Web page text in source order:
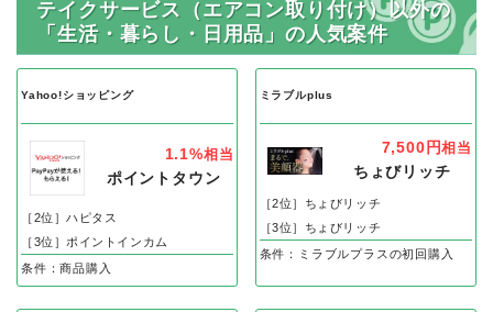
テイクサービス（エアコン取り付け）以外の
「生活・暮らし・日用品」の人気案件
Yahoo!ショッピング
1.1%相当
ポイントタウン
［2位］ハピタス
［3位］ポイントインカム
条件：商品購入
ミラブルplus
7,500円相当
ちょびリッチ
［2位］ちょびリッチ
［3位］ちょびリッチ
条件：ミラブルプラスの初回購入